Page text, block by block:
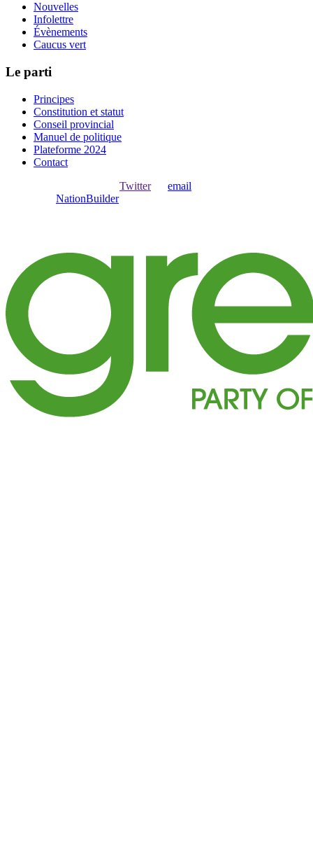
Nouvelles
Infolettre
Évènements
Caucus vert
Le parti
Principes
Constitution et statut
Conseil provincial
Manuel de politique
Plateforme 2024
Contact
Twitterou email
NationBuilder